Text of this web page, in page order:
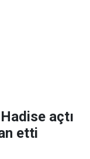
açtı
etti